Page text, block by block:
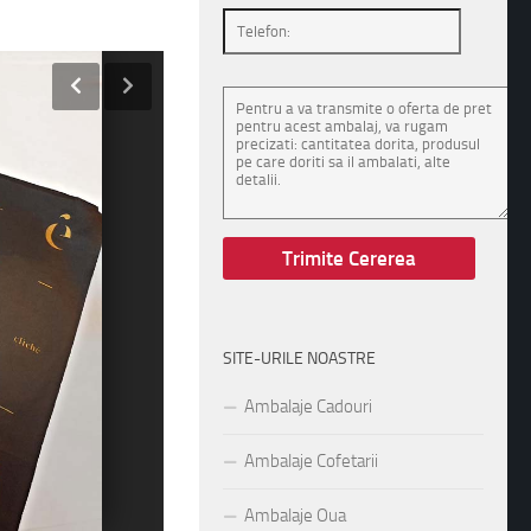
SITE-URILE NOASTRE
Ambalaje Cadouri
Ambalaje Cofetarii
Ambalaje Oua